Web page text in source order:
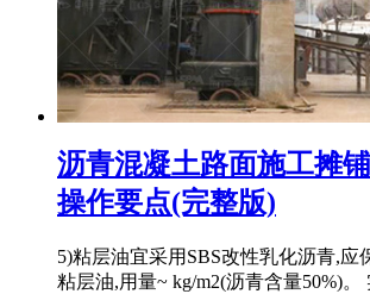
沥青混凝土路面施工摊
操作要点(完整版)
5)粘层油宜采用SBS改性乳化沥青,应
粘层油,用量~ kg/m2(沥青含量50%)